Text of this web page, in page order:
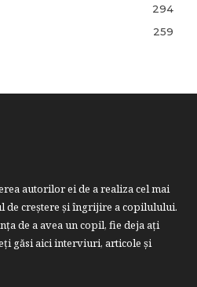
294
259
autorilor ei de a realiza cel mai
de creştere şi îngrijire a copilulului.
de a avea un copil, fie deja aţi
găsi aici interviuri, articole şi